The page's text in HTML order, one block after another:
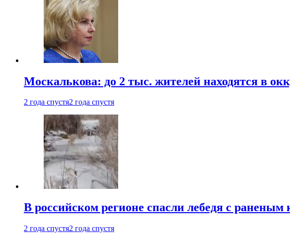
Москалькова: до 2 тыс. жителей находятся в
2 года спустя2 года спустя
В российском регионе спасли лебедя с
2 года спустя2 года спустя